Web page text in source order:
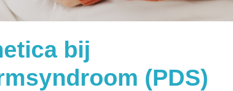
bij
(PDS)